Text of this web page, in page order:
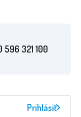
596 321 100
Prihlásiť